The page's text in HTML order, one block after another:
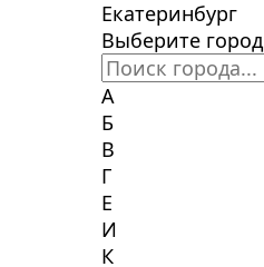
Екатеринбург
Выберите город
А
Б
В
Г
Е
И
К